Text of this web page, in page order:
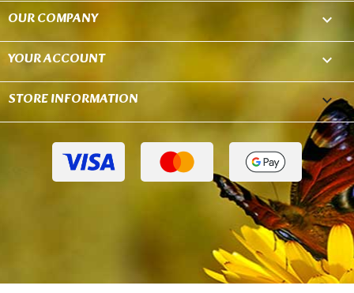
OUR COMPANY 
YOUR ACCOUNT 
STORE INFORMATION keyboard_arrow_down